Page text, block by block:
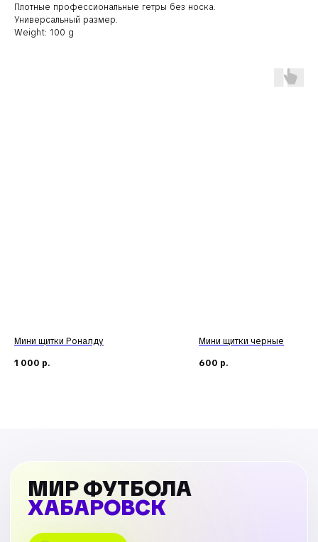
Плотные профессиональные гетры без носка.
Универсальный размер.
Weight: 100 g
Мини щитки Роналду
1 000 р.
Мини щитки черные
600 р.
МИР ФУТБОЛА
ХАБАРОВСК